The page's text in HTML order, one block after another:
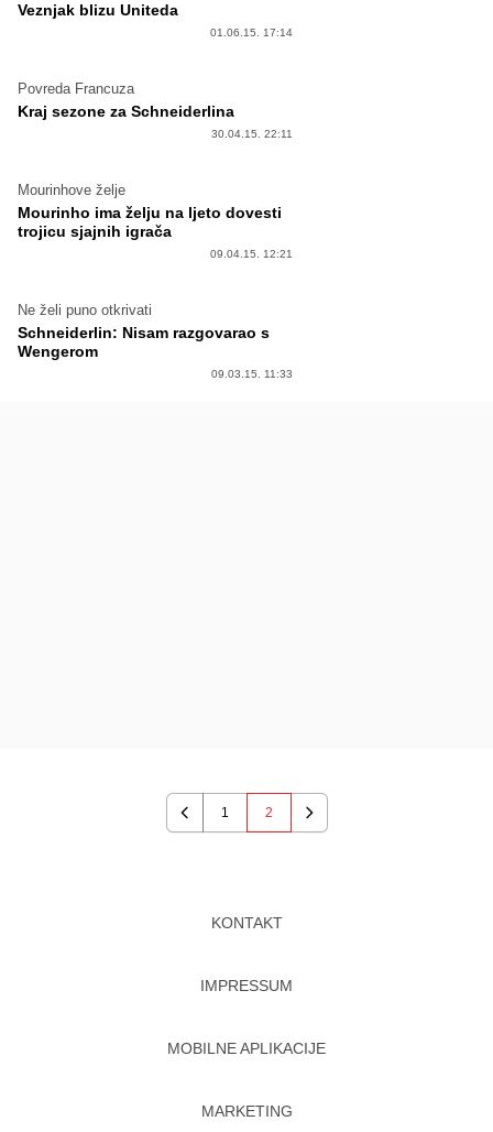
Veznjak blizu Uniteda
01.06.15. 17:14
Povreda Francuza
Kraj sezone za Schneiderlina
30.04.15. 22:11
Mourinhove želje
Mourinho ima želju na ljeto dovesti
trojicu sjajnih igrača
09.04.15. 12:21
Ne želi puno otkrivati
Schneiderlin: Nisam razgovarao s
Wengerom
09.03.15. 11:33
Previous
1 2
Next
KONTAKT
IMPRESSUM
MOBILNE APLIKACIJE
MARKETING